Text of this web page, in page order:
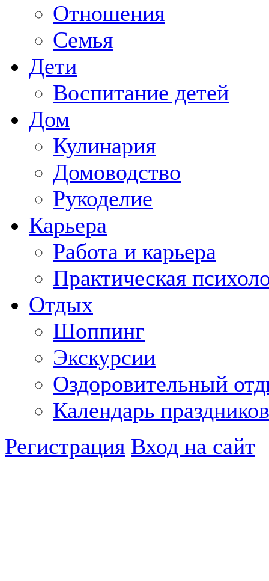
Отношения
Семья
Дети
Воспитание детей
Дом
Кулинария
Домоводство
Рукоделие
Карьера
Работа и карьера
Практическая
Отдых
Шоппинг
Экскурсии
Оздоровительный
Календарь праздников
Регистрация Вход на сайт